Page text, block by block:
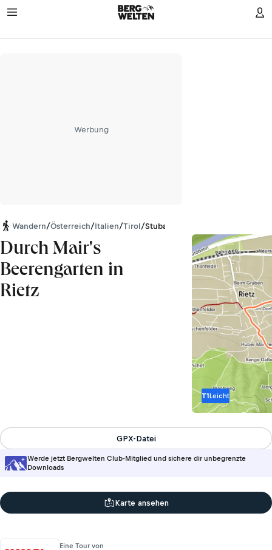
Werbung
Wandern/Österreich/Italien/Tirol/Stubaier Alpen
Durch Mair's
Beerengarten in
Rietz
T1Leicht
Werde jetzt Bergwelten Club-Mitglied und sichere dir unbegrenzte
Downloads
GPX-Datei
Karte ansehen
Eine Tour von